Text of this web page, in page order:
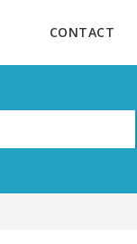
CONTACT